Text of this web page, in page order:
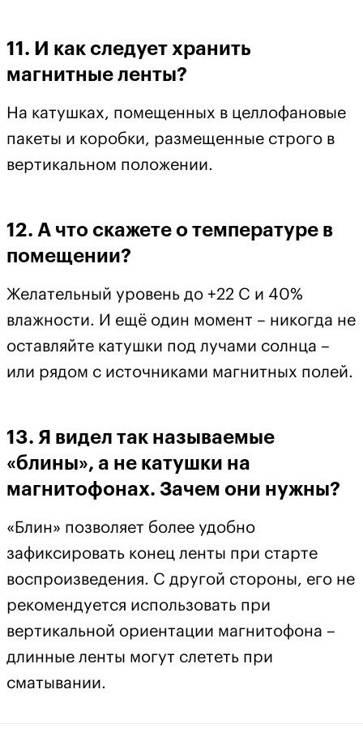
11. И как следует хранить
магнитные ленты?
На катушках, помещенных в целлофановые
пакеты и коробки, размещенные строго в
вертикальном положении.
12. А что скажете о температуре в
помещении?
Желательный уровень до +22 С и 40%
влажности. И ещё один момент – никогда не
оставляйте катушки под лучами солнца –
или рядом с источниками магнитных полей.
13. Я видел так называемые
«блины», а не катушки на
магнитофонах. Зачем они нужны?
«Блин» позволяет более удобно
зафиксировать конец ленты при старте
воспроизведения. С другой стороны, его не
рекомендуется использовать при
вертикальной ориентации магнитофона –
длинные ленты могут слететь при
сматывании.